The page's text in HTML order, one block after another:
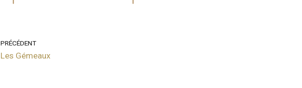
PRÉCÉDENT
Les Gémeaux